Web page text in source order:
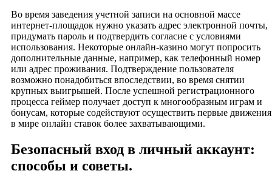
Во время заведения учетной записи на основной массе
интернет-площадок нужно указать адрес электронной почты,
придумать пароль и подтвердить согласие с условиями
использования. Некоторые онлайн-казино могут попросить
дополнительные данные, например, как телефонный номер
или адрес проживания. Подтверждение пользователя
возможно понадобиться впоследствии, во время снятии
крупных выигрышей. После успешной регистрационного
процесса геймер получает доступ к многообразным играм и
бонусам, которые содействуют осуществить первые движения
в мире онлайн ставок более захватывающими.
Безопасный вход в личный аккаунт:
способы и советы.